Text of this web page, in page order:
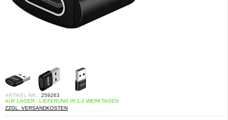
ARTIKEL-NR.: 259263
AUF LAGER - LIEFERUNG IN 1-2 WERKTAGEN
ZZGL. VERSANDKOSTEN